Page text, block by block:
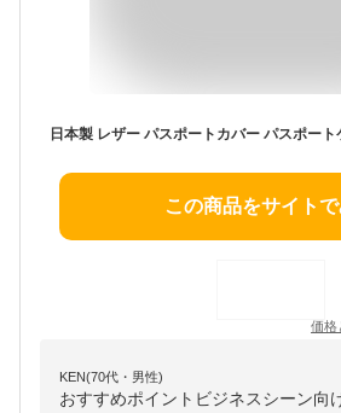
この商品をサイト
価格
KEN(70代・男性)
おすすめポイントビジネスシーン向